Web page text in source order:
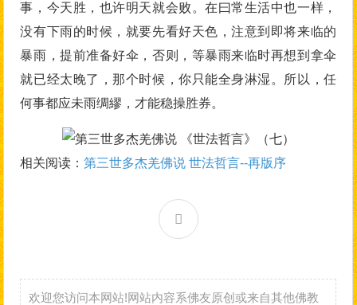
事，今天胜，也许明天就会败。在曰常生活中也一样，
没有下雨的时候，就要先看好天色，注意到即将来临的
暴雨，提前准备好伞，否则，等暴雨来临时再想到拿伞
就已经太晚了，那个时候，你只能全身淋湿。所以，任
何事都应未雨绸繆，才能稳操胜券。
相关阅读：第三世多杰羌佛说 世法哲言--再版序
欢迎您访问本网站!网站内容系佛友原创或来自其他佛教